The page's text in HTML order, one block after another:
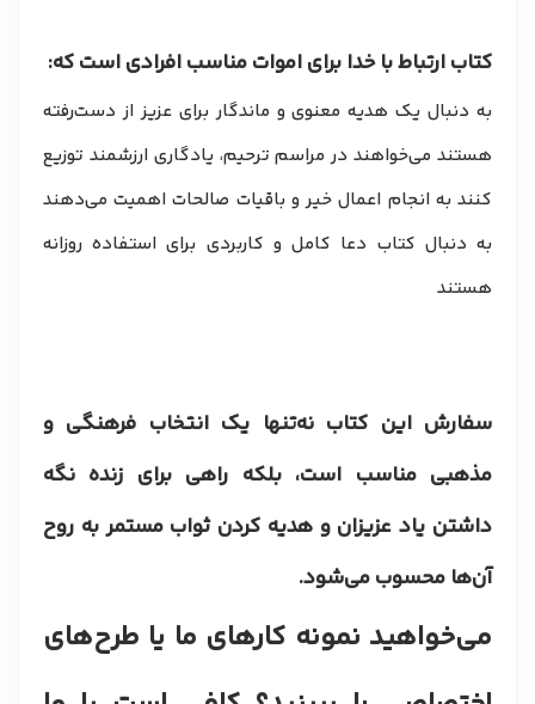
کتاب ارتباط با خدا برای اموات مناسب افرادی است که:
به دنبال یک هدیه معنوی و ماندگار برای عزیز از دست‌رفته
هستند می‌خواهند در مراسم ترحیم، یادگاری ارزشمند توزیع
کنند به انجام اعمال خیر و باقیات صالحات اهمیت می‌دهند
به دنبال کتاب دعا کامل و کاربردی برای استفاده روزانه
هستند
سفارش این کتاب نه‌تنها یک انتخاب فرهنگی و
مذهبی مناسب است، بلکه راهی برای زنده نگه
داشتن یاد عزیزان و هدیه کردن ثواب مستمر به روح
آن‌ها محسوب می‌شود.
​می‌خواهید نمونه کارهای ما یا طرح‌های